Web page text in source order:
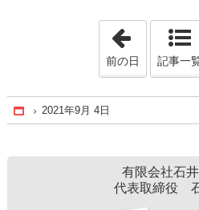
「2021
前の日 記事一
Home
2021年9月 4日
有限会社石
代表取締役